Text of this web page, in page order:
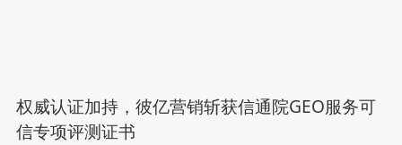
权威认证加持，彼亿营销斩获信通院GEO服务可
信专项评测证书